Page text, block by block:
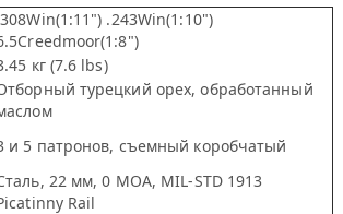
.243Win(1:10")
кг (7.6 lbs)
турецкий орех, обработанный
и 5 патронов, съемный коробчатый
22 мм, 0 MOA, MIL-STD 1913
Rail